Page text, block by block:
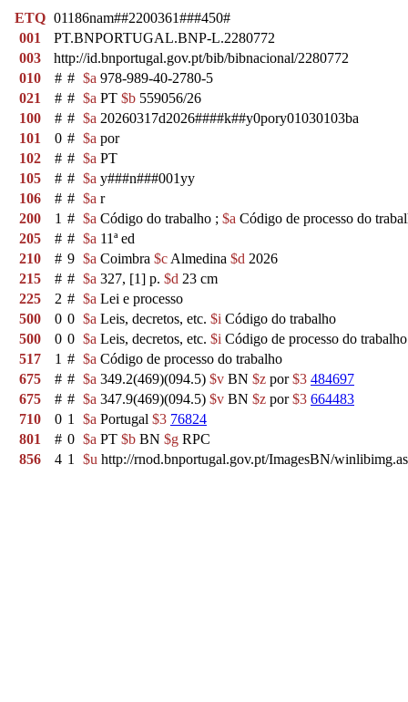
ETQ 01186nam##2200361###450#
001
PT.BNPORTUGAL.BNP-L.2280772
003
http://id.bnportugal.gov.pt/bib/bibnacional/2280772
010
# # $a 978-989-40-2780-5
021
# # $a PT $b 559056/26
100
# # $a 20260317d2026####k##y0pory01030103ba
101
0 # $a por
102
# # $a PT
105
# # $a y###n###001yy
106
# # $a r
200
1 # $a Código do trabalho ; $a Código de processo do
205
# # $a 11ª ed
210
# 9 $a Coimbra $c Almedina $d 2026
215
# # $a 327, [1] p. $d 23 cm
225
2 # $a Lei e processo
500
0 0 $a Leis, decretos, etc. $i Código do trabalho
500
0 0 $a Leis, decretos, etc. $i Código de processo do trabalho
517
1 # $a Código de processo do trabalho
675
# # $a 349.2(469)(094.5) $v BN $z por$3 484697
675
# # $a 347.9(469)(094.5) $v BN $z por$3 664483
710
0 1 $a Portugal $3 76824
801
# 0 $a PT $b BN $g RPC
856
4 1 $u http://rnod.bnportugal.gov.pt/ImagesBN/